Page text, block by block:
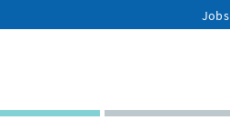
Jobs